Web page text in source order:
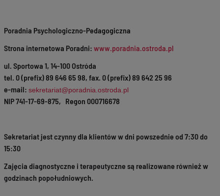
Poradnia Psychologiczno-Pedagogiczna
Strona internetowa Poradni: www.poradnia.ostroda.pl
ul. Sportowa 1, 14-100 Ostróda
tel. 0 (prefix) 89 646 65 98, fax. 0 (prefix) 89 642 25 96
e-mail: sekretariat@poradnia.ostroda.pl
NIP 741-17-69-875, Regon 000716678
Sekretariat jest czynny dla klientów w dni powszednie od 7:30 do
15:30
Zajęcia diagnostyczne i terapeutyczne są realizowane również w
godzinach popołudniowych.